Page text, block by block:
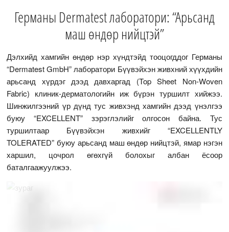
Германы Dermatest лаборатори: “Арьсанд
маш өндөр нийцтэй”
Дэлхийд хамгийн өндөр нэр хүндтэйд тооцогддог Германы
“Dermatest GmbH” лаборатори Бүүвэйхэн живхний хүүхдийн
арьсанд хүрдэг дээд давхаргад (Top Sheet Non-Woven
Fabric) клиник-дерматологийн иж бүрэн туршилт хийжээ.
Шинжилгээний үр дүнд тус живхэнд хамгийн дээд үнэлгээ
буюу “EXCELLENT” зэрэглэлийг олгосон байна. Тус
туршилтаар Бүүвэйхэн живхийг “EXCELLENTLY
TOLERATED” буюу арьсанд маш өндөр нийцтэй, ямар нэгэн
харшил, цочрол өгөхгүй болохыг албан ёсоор
баталгаажуулжээ.